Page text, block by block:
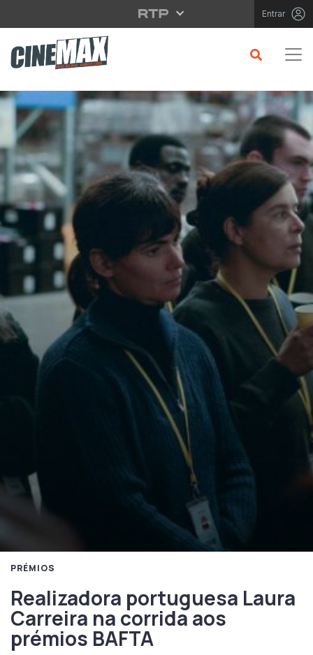
Saltar para o conteúdo principal Entrar
PRÉMIOS
Realizadora portuguesa Laura
Carreira na corrida aos
prémios BAFTA